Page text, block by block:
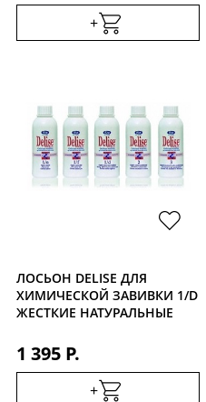
+
ЛОСЬОН DELISE ДЛЯ
ХИМИЧЕСКОЙ ЗАВИВКИ 1/D
ЖЕСТКИЕ НАТУРАЛЬНЫЕ
1 395 Р.
+